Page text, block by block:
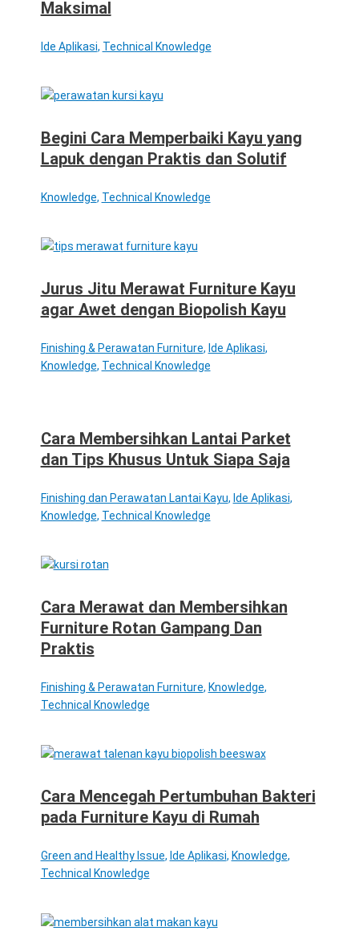
Maksimal
Ide Aplikasi, Technical Knowledge
Begini Cara Memperbaiki Kayu yang
Lapuk dengan Praktis dan Solutif
Knowledge, Technical Knowledge
Jurus Jitu Merawat Furniture Kayu
agar Awet dengan Biopolish Kayu
Finishing & Perawatan Furniture, Ide Aplikasi,
Knowledge, Technical Knowledge
Cara Membersihkan Lantai Parket
dan Tips Khusus Untuk Siapa Saja
Finishing dan Perawatan Lantai Kayu, Ide Aplikasi,
Knowledge, Technical Knowledge
Cara Merawat dan Membersihkan
Furniture Rotan Gampang Dan
Praktis
Finishing & Perawatan Furniture, Knowledge,
Technical Knowledge
Cara Mencegah Pertumbuhan Bakteri
pada Furniture Kayu di Rumah
Green and Healthy Issue, Ide Aplikasi, Knowledge,
Technical Knowledge